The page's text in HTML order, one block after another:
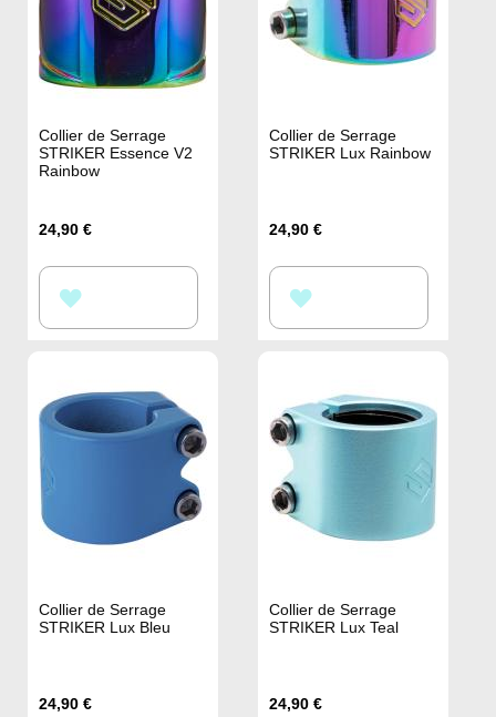
Collier de Serrage
STRIKER Essence V2
Rainbow
24,90 €
À
LISTE
Collier de Serrage
STRIKER Lux Rainbow
24,90 €
À
LISTE
Collier de Serrage
STRIKER Lux Bleu
24,90 €
Collier de Serrage
STRIKER Lux Teal
24,90 €